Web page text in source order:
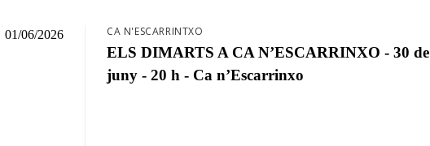
01/06/2026 CA N'ESCARRINTXO
ELS DIMARTS A CA N’ESCARRINXO - 30 de
juny - 20 h - Ca n’Escarrinxo